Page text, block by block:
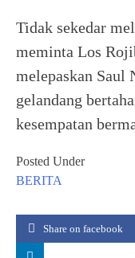
Tidak sekedar
meminta Los
melepaskan Saul
gelandang
kesempatan
Posted Under
BERITA
Share on facebook